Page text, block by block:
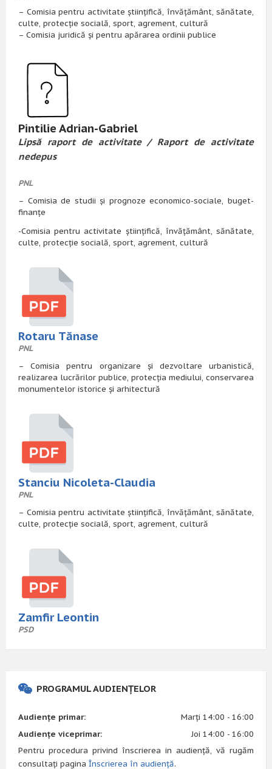
– Comisia pentru activitate științifică, învățământ, sănătate,
culte, protecție socială, sport, agrement, cultură
– Comisia juridică și pentru apărarea ordinii publice
Pintilie Adrian-Gabriel
Lipsă raport de activitate / Raport de activitate
nedepus
PNL
– Comisia de studii și prognoze economico-sociale, buget-
finanțe
-Comisia pentru activitate științifică, învățământ, sănătate,
culte, protecție socială, sport, agrement, cultură
Rotaru Tănase
PNL
– Comisia pentru organizare și dezvoltare urbanistică,
realizarea lucrărilor publice, protecția mediului, conservarea
monumentelor istorice și arhitectură
Stanciu Nicoleta-Claudia
PNL
– Comisia pentru activitate științifică, învățământ, sănătate,
culte, protecție socială, sport, agrement, cultură
Zamfir Leontin
PSD
PROGRAMUL AUDIENȚELOR
Audiențe primar:
Marți 14:00 - 16:00
Audiențe viceprimar:
Joi 14:00 - 16:00
Pentru procedura privind înscrierea in audiență, vă rugăm
consultați pagina Înscrierea în audiență.